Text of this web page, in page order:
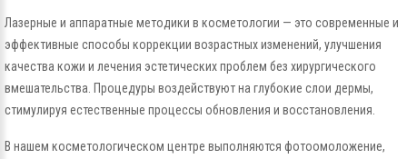
Лазерные и аппаратные методики в косметологии — это современные и
эффективные способы коррекции возрастных изменений, улучшения
качества кожи и лечения эстетических проблем без хирургического
вмешательства. Процедуры воздействуют на глубокие слои дермы,
стимулируя естественные процессы обновления и восстановления.
В нашем косметологическом центре выполняются фотоомоложение,